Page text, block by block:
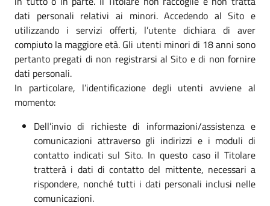
dati personali relativi ai minori. Accedendo al Sito e
utilizzando i servizi offerti, l’utente dichiara di aver
compiuto la maggiore età. Gli utenti minori di 18 anni sono
pertanto pregati di non registrarsi al Sito e di non fornire
dati personali.
In particolare, l’identificazione degli utenti avviene al
momento:
Dell’invio di richieste di informazioni/assistenza e
comunicazioni attraverso gli indirizzi e i moduli di
contatto indicati sul Sito. In questo caso il Titolare
tratterà i dati di contatto del mittente, necessari a
rispondere, nonché tutti i dati personali inclusi nelle
comunicazioni.